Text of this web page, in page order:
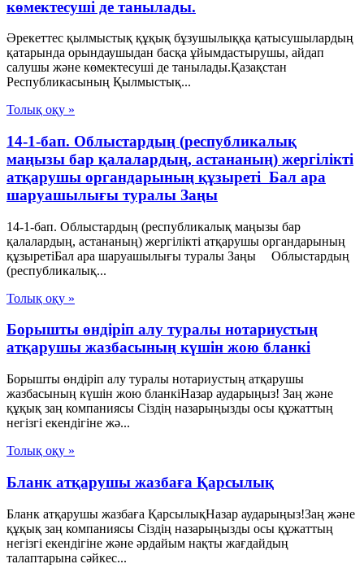
көмектесуші де танылады.
Әрекеттес қылмыстық құқық бұзушылыққа қатысушылардың
қатарында орындаушыдан басқа ұйымдастырушы, айдап
салушы және көмектесуші де танылады.Қазақстан
Республикасының Қылмыстық...
Толық оқу »
14-1-бап. Облыстардың (республикалық
маңызы бар қалалардың, астананың) жергілікті
атқарушы органдарының құзыреті Бал ара
шаруашылығы туралы Заңы
14-1-бап. Облыстардың (республикалық маңызы бар
қалалардың, астананың) жергілікті атқарушы органдарының
құзыретіБал ара шаруашылығы туралы Заңы Облыстардың
(республикалық...
Толық оқу »
Борышты өндіріп алу туралы нотариустың
атқарушы жазбасының күшін жою бланкі
Борышты өндіріп алу туралы нотариустың атқарушы
жазбасының күшін жою бланкіНазар аударыңыз! Заң және
құқық заң компаниясы Сіздің назарыңызды осы құжаттың
негізгі екендігіне жә...
Толық оқу »
Бланк атқарушы жазбаға Қарсылық
Бланк атқарушы жазбаға ҚарсылықНазар аударыңыз!Заң және
құқық заң компаниясы Сіздің назарыңызды осы құжаттың
негізгі екендігіне және әрдайым нақты жағдайдың
талаптарына сәйкес...